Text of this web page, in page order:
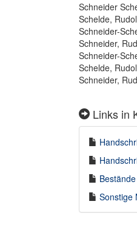
Schneider
Schelde,
Schneider-
Schneider,
Schneider-
Schelde,
Schneider,
Links in
Sonstige